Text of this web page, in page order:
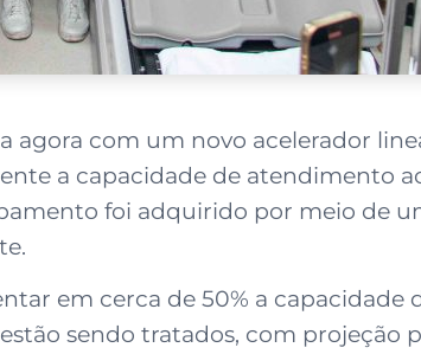
agora com um novo acelerador
a capacidade de atendimento
foi adquirido por meio de
em cerca de 50% a capacidade
sendo tratados, com projeção